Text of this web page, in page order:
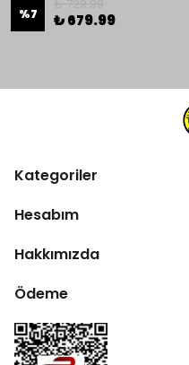
%7 ₺ 679.99
Kategoriler
Hesabım
Hakkımızda
Ödeme